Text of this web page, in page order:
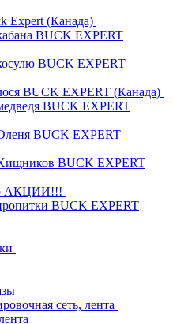
Expert (Канада)
BUCK EXPERT
BUCK EXPERT
BUCK EXPERT (Канада)
BUCK EXPERT
BUCK EXPERT
BUCK EXPERT
АКЦИИ!!!
BUCK EXPERT
сеть, лента